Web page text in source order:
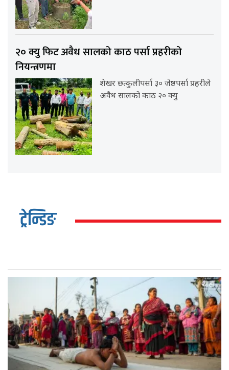
२० क्यु फिट अवैध सालको काठ पर्सा प्रहरीको
नियन्त्रणमा
शेखर छत्कुलीपर्सा ३० जेष्ठपर्सा प्रहरीले
अवैध सालको काठ २० क्यु
ट्रेन्डिङ